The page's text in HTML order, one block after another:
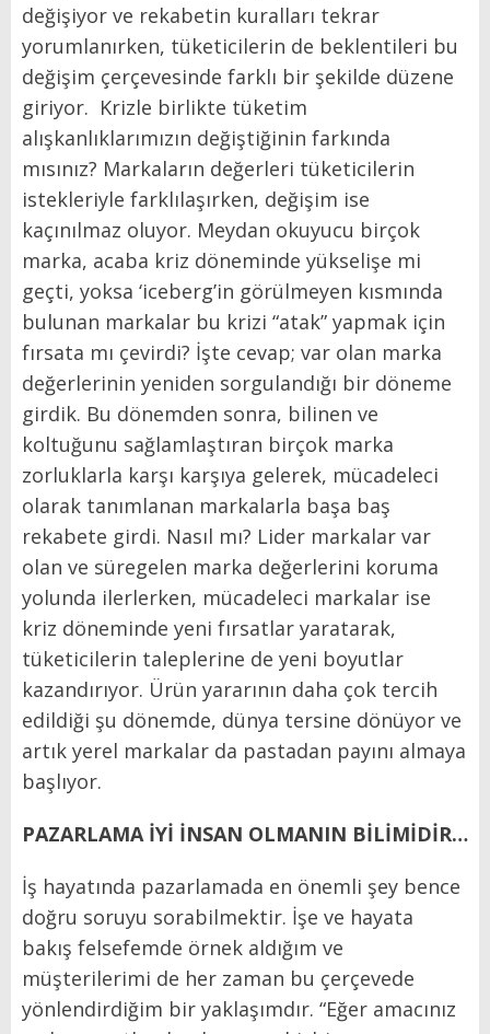
değişiyor ve rekabetin kuralları tekrar
yorumlanırken, tüketicilerin de beklentileri bu
değişim çerçevesinde farklı bir şekilde düzene
giriyor. Krizle birlikte tüketim
alışkanlıklarımızın değiştiğinin farkında
mısınız? Markaların değerleri tüketicilerin
istekleriyle farklılaşırken, değişim ise
kaçınılmaz oluyor. Meydan okuyucu birçok
marka, acaba kriz döneminde yükselişe mi
geçti, yoksa ‘iceberg’in görülmeyen kısmında
bulunan markalar bu krizi “atak” yapmak için
fırsata mı çevirdi? İşte cevap; var olan marka
değerlerinin yeniden sorgulandığı bir döneme
girdik. Bu dönemden sonra, bilinen ve
koltuğunu sağlamlaştıran birçok marka
zorluklarla karşı karşıya gelerek, mücadeleci
olarak tanımlanan markalarla başa baş
rekabete girdi. Nasıl mı? Lider markalar var
olan ve süregelen marka değerlerini koruma
yolunda ilerlerken, mücadeleci markalar ise
kriz döneminde yeni fırsatlar yaratarak,
tüketicilerin taleplerine de yeni boyutlar
kazandırıyor. Ürün yararının daha çok tercih
edildiği şu dönemde, dünya tersine dönüyor ve
artık yerel markalar da pastadan payını almaya
başlıyor.
PAZARLAMA İYİ İNSAN OLMANIN BİLİMİDİR…
İş hayatında pazarlamada en önemli şey bence
doğru soruyu sorabilmektir. İşe ve hayata
bakış felsefemde örnek aldığım ve
müşterilerimi de her zaman bu çerçevede
yönlendirdiğim bir yaklaşımdır. “Eğer amacınız